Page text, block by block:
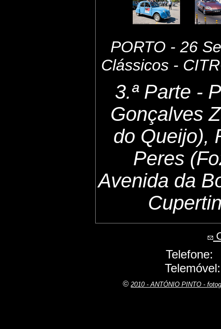
PORTO - 26
Clássicos -
3.ª Parte -
Gonçalves
do Queijo),
Peres
Avenida da
Telefone:
© 2010 - ANTÓNIO PINTO -